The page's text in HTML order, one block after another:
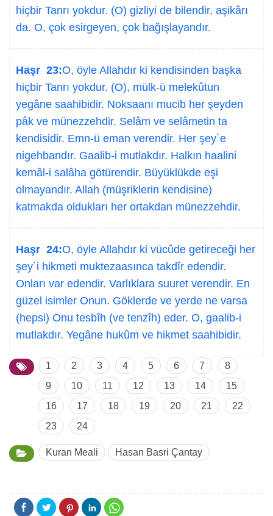
hiçbir Tanrı yokdur. (O) gizliyi de bilendir, aşikârı
da. O, çok esirgeyen, çok bağışlayandır.
Haşr 23:O, öyle Allahdır ki kendisinden başka
hiçbir Tanrı yokdur. (O), mülk-ü melekûtun
yegâne saahibidir. Noksaanı mucib her şeyden
pâk ve münezzehdir. Selâm ve selâmetin ta
kendisidir. Emn-ü eman verendir. Her şey´e
nigehbandır. Gaalib-i mutlakdır. Halkın haalini
kemâl-i salâha götürendir. Büyüklükde eşi
olmayandır. Allah (müşriklerin kendisine)
katmakda oldukları her ortakdan münezzehdir.
Haşr 24:O, öyle Allahdır ki vücûde getireceği her
şey´i hikmeti muktezaasınca takdîr edendir.
Onları var edendir. Varlıklara suuret verendir. En
güzel isimler Onun. Göklerde ve yerde ne varsa
(hepsi) Onu tesbîh (ve tenzîh) eder. O, gaalib-i
mutlakdır. Yegâne hukûm ve hikmet saahibidir.
1 2 3 4 5 6 7
8
9
10 11 12 13 14
15
16
17 18 19 20 21
22
23
24
Kuran Meali Hasan Basri Çantay